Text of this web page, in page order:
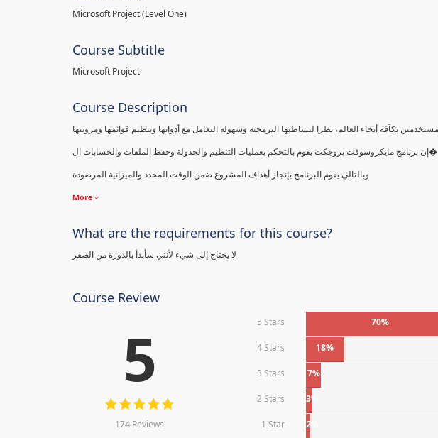
Microsoft Project (Level One)
Course Subtitle
Microsoft Project
Course Description
إن برنامج مايكروسوفت بروجكت يقوم بالتحكم بعمليات التنظيم والجدولة وحفظ الملفات والحسابات ال�
وبالتالي يقوم البرنامج بإنجاز أهداف المشروع ضمن الوقت المحدد والميزانية المرصودة
More
What are the requirements for this course?
لا يحتاج إلى شيء لأنني سأبدأ بالدورة من الصفر
Course Review
5
174 Reviews
5 Stars 70%
4 Stars 18%
3 Stars 7%
2 Stars 3%
1 Star 2%